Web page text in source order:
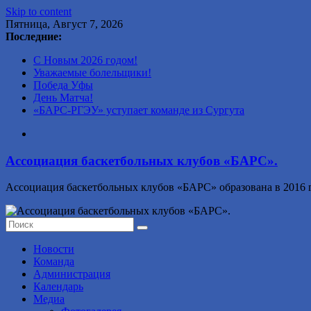
Skip to content
Пятница, Август 7, 2026
Последние:
С Новым 2026 годом!
Уважаемые болельщики!
Победа Уфы
День Матча!
«БАРС-РГЭУ» уступает команде из Сургута
Ассоциация баскетбольных клубов «БАРС».
Ассоциация баскетбольных клубов «БАРС» образована в 2016
Новости
Команда
Администрация
Календарь
Медиа